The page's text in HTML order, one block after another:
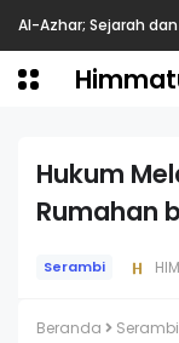
Hukum
Rumahan
Serambi
Beranda Serambi